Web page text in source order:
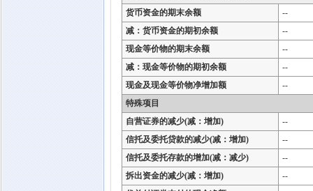
货币资金的期末余额
--
减：货币资金的期初余额
--
现金等价物的期末余额
--
减：现金等价物的期初余额
--
现金及现金等价物净增加额
--
特殊项目
自营证券的减少(减：增加)
--
信托及委托贷款的减少(减：增加)
--
信托及委托存款的增加(减：减少)
--
拆出资金的减少(减：增加)
--